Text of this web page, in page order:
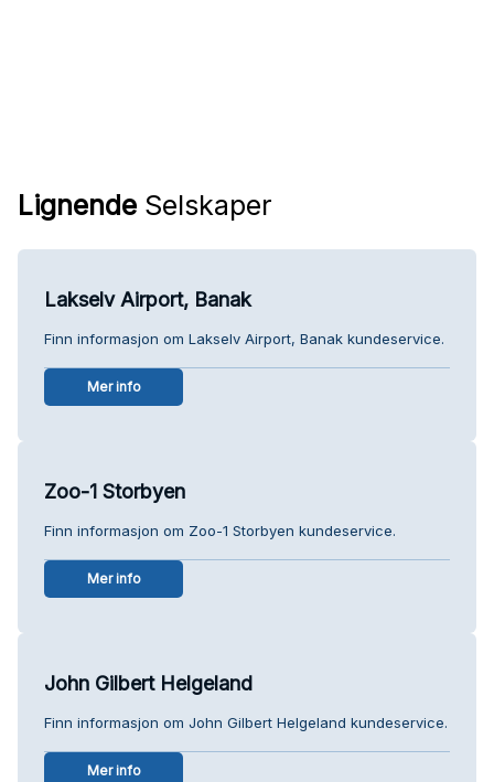
Lignende Selskaper
Lakselv Airport, Banak
Finn informasjon om Lakselv Airport, Banak kundeservice.
Mer info
Zoo-1 Storbyen
Finn informasjon om Zoo-1 Storbyen kundeservice.
Mer info
John Gilbert Helgeland
Finn informasjon om John Gilbert Helgeland kundeservice.
Mer info